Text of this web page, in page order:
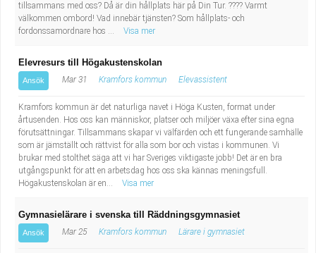
tillsammans med oss? Då är din hållplats här på Din Tur. ???? Varmt
välkommen ombord! Vad innebär tjänsten? Som hållplats- och
fordonssamordnare hos ...
Visa mer
Elevresurs till Högakustenskolan
Ansök Mar 31 Kramfors kommun Elevassistent
Kramfors kommun är det naturliga navet i Höga Kusten, format under
årtusenden. Hos oss kan människor, platser och miljöer växa efter sina egna
förutsättningar. Tillsammans skapar vi välfärden och ett fungerande samhälle
som är jämställt och rättvist för alla som bor och vistas i kommunen. Vi
brukar med stolthet säga att vi har Sveriges viktigaste jobb! Det är en bra
utgångspunkt för att en arbetsdag hos oss ska kännas meningsfull.
Högakustenskolan är en...
Visa mer
Gymnasielärare i svenska till Räddningsgymnasiet
Ansök Mar 25 Kramfors kommun Lärare i gymnasiet